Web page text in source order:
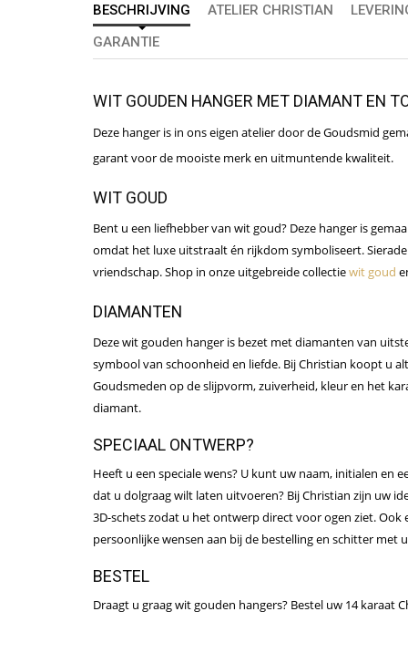
BESCHRIJVING ATELIER CHRISTIAN
GARANTIE
WIT GOUDEN HANGER MET DIAMANT EN
Deze hanger is in ons eigen atelier door de Goudsmid
garant voor de mooiste merk en uitmuntende kwaliteit.
WIT GOUD
Bent u een liefhebber van wit goud? Deze hanger is
omdat het luxe uitstraalt én rijkdom symboliseert.
vriendschap. Shop in onze uitgebreide collectiewit goud
DIAMANTEN
Deze wit gouden hanger is bezet met diamanten van
symbool van schoonheid en liefde. Bij Christian koopt u
Goudsmeden op de slijpvorm, zuiverheid, kleur en het
diamant.
SPECIAAL ONTWERP?
Heeft u een speciale wens? U kunt uw naam, initialen en
dat u dolgraag wilt laten uitvoeren? Bij Christian zijn uw
3D-schets zodat u het ontwerp direct voor ogen ziet. Ook
persoonlijke wensen aan bij de bestelling en schitter met
BESTEL
Draagt u graag wit gouden hangers? Bestel uw 14